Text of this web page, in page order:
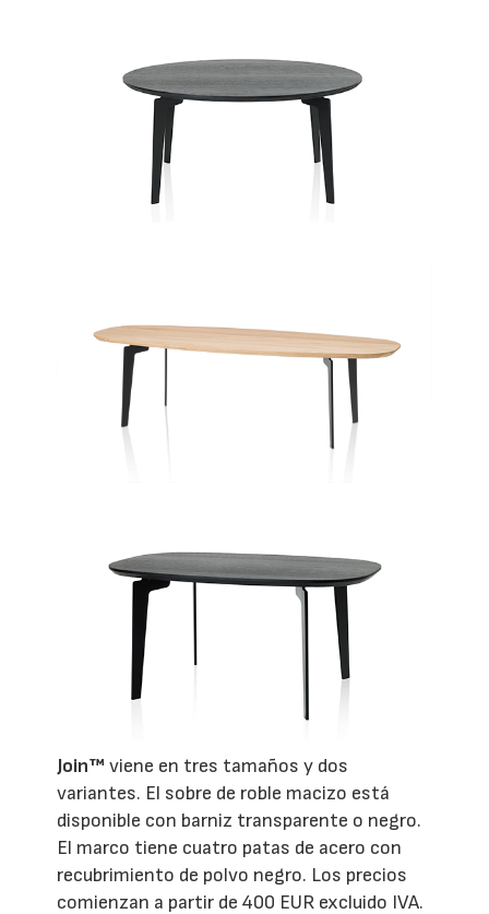
Join™ viene en tres tamaños y dos
variantes. El sobre de roble macizo está
disponible con barniz transparente o negro.
El marco tiene cuatro patas de acero con
recubrimiento de polvo negro. Los precios
comienzan a partir de 400 EUR excluido IVA.